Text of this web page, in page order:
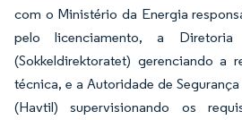
com o Ministério da Energia
pelo licenciamento, a Diretoria
(Sokkeldirektoratet) gerenciando a
técnica, e a Autoridade de
(Havtil) supervisionando os